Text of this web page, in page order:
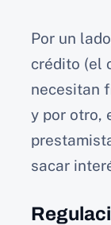
Por un
crédito (el
necesitan
y por otro,
sacar